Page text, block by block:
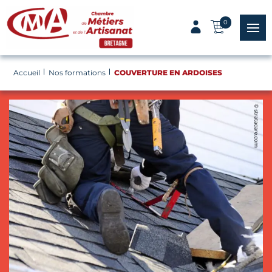
Panneau de gestion des cookies
0
menu
Accueil Nos formations COUVERTURE EN ARDOISES